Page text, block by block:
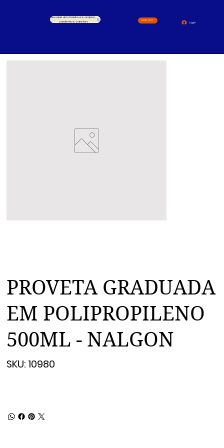
Busque um Produto, ex.: Arquivo,
cardernos, canetas
4000-1517
Login
PROVETA GRADUADA
EM POLIPROPILENO
500ML - NALGON
SKU:
10980
10980